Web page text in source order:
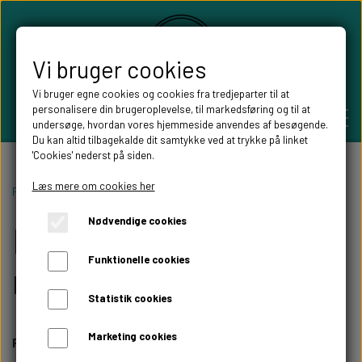
PERSONLIGE GAVER
BRYLLUPS GAVER
DÅBSGAVER/ NAVNGIVNING
SKILTE TIL FESTEN
WILLOW TREE FIGURER
WILLOW TREE BRYLLUPS FIGURER
Forside Personlige gaver Dåbsgaver/ navngivning
Dåbsgaver/
navngivning
Personlige gaver til barnedåb eller navngivningsfest
Vi bruger cookies
Vi bruger egne cookies og cookies fra tredjeparter til at
personalisere din brugeroplevelse, til markedsføring og til at
undersøge, hvordan vores hjemmeside anvendes af besøgende.
Du kan altid tilbagekalde dit samtykke ved at trykke på linket
'Cookies' nederst på siden.
Læs mere om cookies her
Nødvendige cookies
Funktionelle cookies
Statistik cookies
Marketing cookies